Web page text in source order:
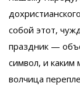
собой этот,
праздник —
символ, и каким
волчица